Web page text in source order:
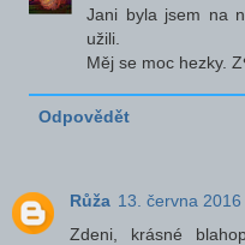
Jani byla jsem na
užili.
Měj se moc hezky.
Odpovědět
Růža 13. června 2016
Zdeni, krásné